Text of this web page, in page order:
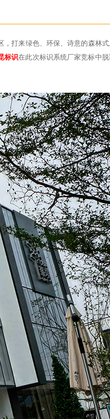
打来绿色、环保、诗意的森林
标识在此次标识系统厂家竞标中